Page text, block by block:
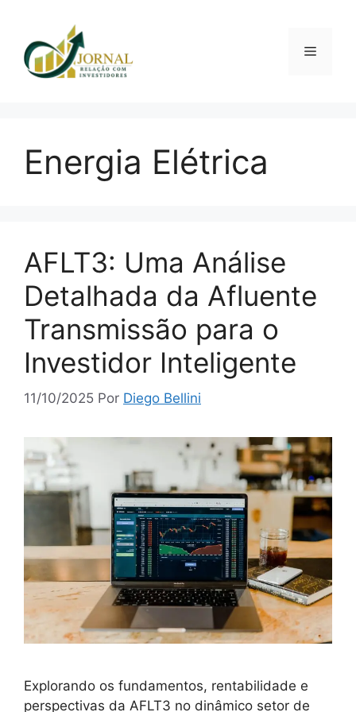
conteúdo
Menu
Energia Elétrica
AFLT3: Uma Análise
Detalhada da Afluente
Transmissão para o
Investidor Inteligente
11/10/2025 Por Diego Bellini
Explorando os fundamentos, rentabilidade e
perspectivas da AFLT3 no dinâmico setor de